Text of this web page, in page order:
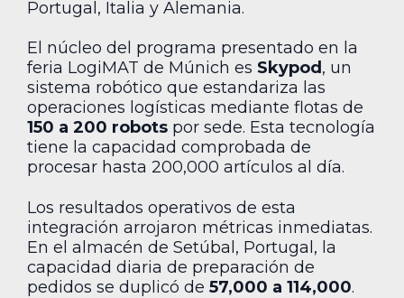
Portugal, Italia y Alemania.
El núcleo del programa presentado en la
feria LogiMAT de Múnich es Skypod , un
sistema robótico que estandariza las
operaciones logísticas mediante flotas de
150 a 200 robots por sede. Esta tecnología
tiene la capacidad comprobada de
procesar hasta 200,000 artículos al día.
Los resultados operativos de esta
integración arrojaron métricas inmediatas.
En el almacén de Setúbal, Portugal, la
capacidad diaria de preparación de
pedidos se duplicó de 57,000 a 114,000.